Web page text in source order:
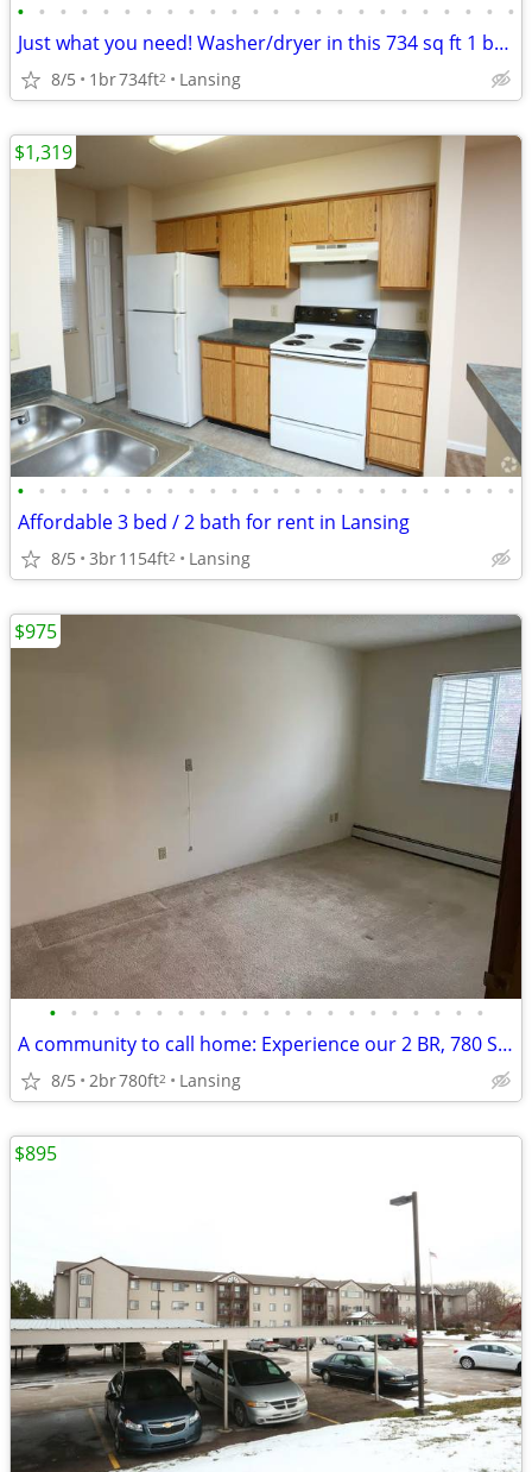
• • • • • • • • • • • • • • • • • • • • • • • •
Just what you need! Washer/dryer in this 734 sq ft 1 bed / 1 bath!
8/5 1br734ft2 Lansing
• • • • • • • • • • • • • • • • • • • • • • • •
Affordable 3 bed / 2 bath for rent in Lansing
8/5 3br1154ft2 Lansing
$1,319
• • • • • • • • • • • • • • • • • • • • •
A community to call home: Experience our 2 BR, 780 Sq Ft.
8/5 2br780ft2 Lansing
$975
$895